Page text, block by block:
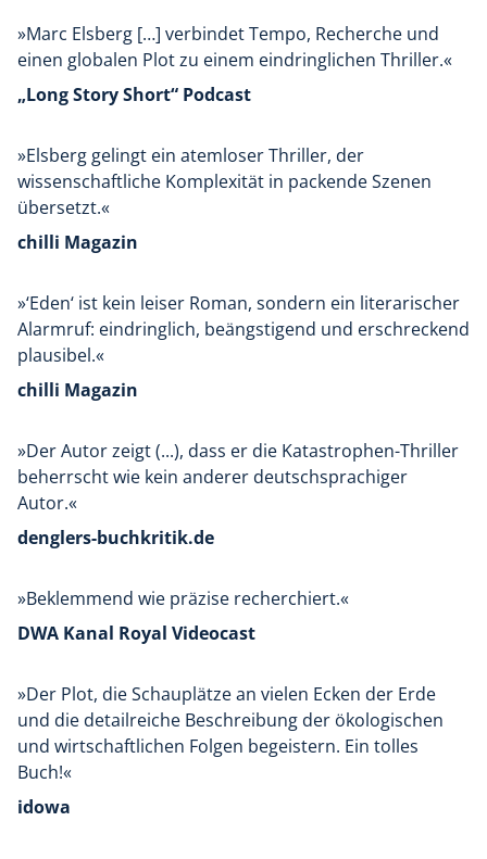
»Marc Elsberg […] verbindet Tempo, Recherche und
einen globalen Plot zu einem eindringlichen Thriller.«
„Long Story Short“ Podcast
»Elsberg gelingt ein atemloser Thriller, der
wissenschaftliche Komplexität in packende Szenen
übersetzt.«
chilli Magazin
»‘Eden‘ ist kein leiser Roman, sondern ein literarischer
Alarmruf: eindringlich, beängstigend und erschreckend
plausibel.«
chilli Magazin
»Der Autor zeigt (...), dass er die Katastrophen-Thriller
beherrscht wie kein anderer deutschsprachiger
Autor.«
denglers-buchkritik.de
»Beklemmend wie präzise recherchiert.«
DWA Kanal Royal Videocast
»Der Plot, die Schauplätze an vielen Ecken der Erde
und die detailreiche Beschreibung der ökologischen
und wirtschaftlichen Folgen begeistern. Ein tolles
Buch!«
idowa